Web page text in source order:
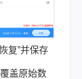
复”并保存
盖原始数